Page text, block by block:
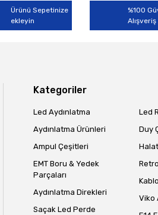
görüntülenemiyor.
bulunuyor.
Ürünü Sepetinize
ekleyin
%100
Alışveriş
Kategoriler
Led Aydınlatma
Aydınlatma Ürünleri
Ampul Çeşitleri
EMT Boru & Yedek
Parçaları
Aydınlatma Direkleri
Saçak Led Perde
Led
Duy
Viko